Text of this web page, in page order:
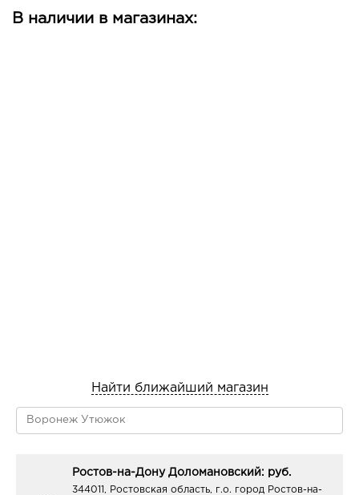
В наличии в магазинах:
Найти ближайший магазин
Ростов-на-Дону Доломановский: руб.
344011, Ростовская область, г.о. город Ростов-на-